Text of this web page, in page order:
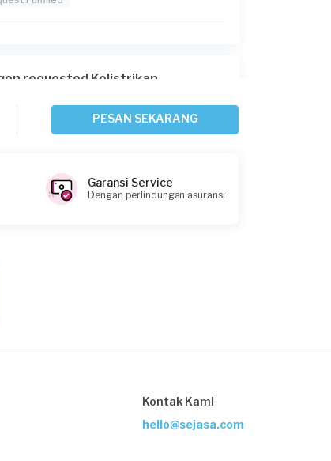
requested Kelistrikan
Kota, Banten
Fulfilled
requested Kelistrikan
PESAN SEKARANG
Garansi Service
Dengan perlindungan asuransi
Kontak Kami
hello@sejasa.com